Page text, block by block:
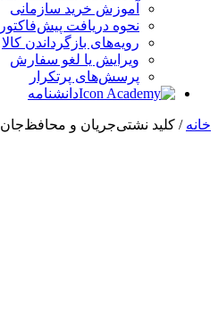
آموزش خرید سازمانی
نحوه دریافت پیش‌فاکتور
رویه‌های بازگرداندن کالا
ویرایش یا لغو سفارش
پرسش‌های پرتکرار
دانشنامه
خانه / کلید نشتی‌جریان و محافظ‌جان